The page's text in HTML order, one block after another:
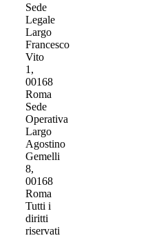
Sede
Legale
Largo
Francesco
Vito
1,
00168
Roma
Sede
Operativa
Largo
Agostino
Gemelli
8,
00168
Roma
Tutti i
diritti
riservati